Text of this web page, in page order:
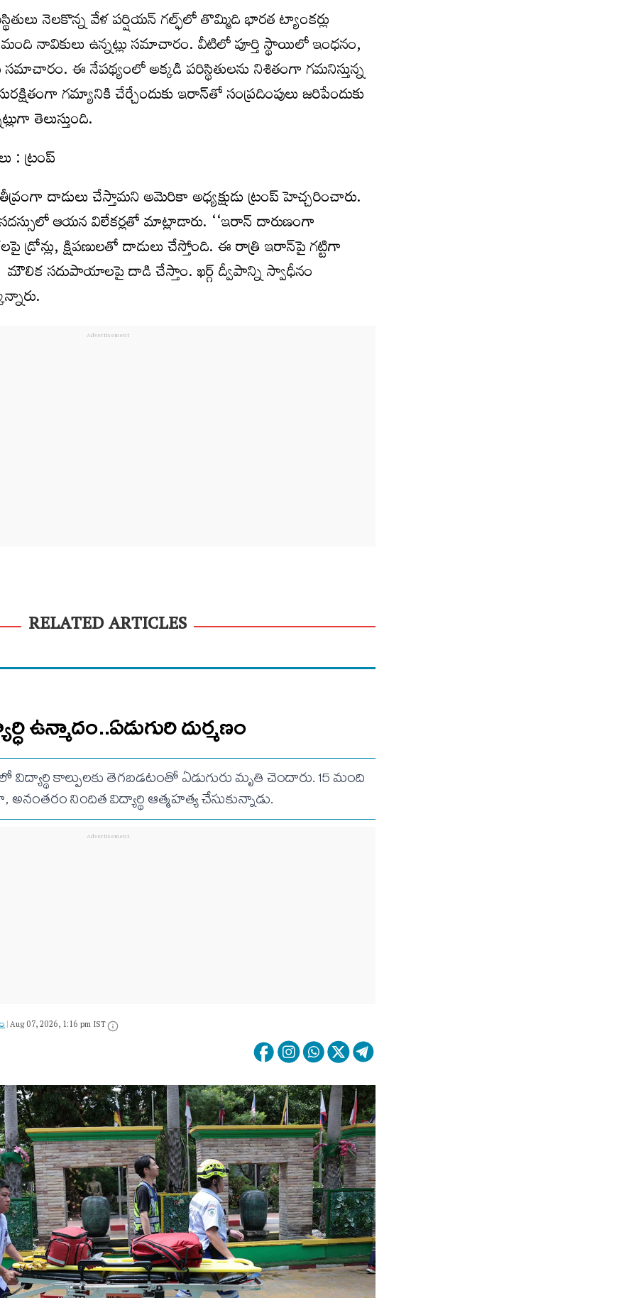
నెలకొన్న వేళ పర్షియన్‌ గల్ఫ్‌లో తొమ్మిది భారత ట్యాంకర్లు
నావికులు ఉన్నట్లు సమాచారం. వీటిలో పూర్తి స్థాయిలో ఇంధనం,
సమాచారం. ఈ నేపథ్యంలో అక్కడి పరిస్థితులను నిశితంగా గమనిస్తున్న
గమ్యానికి చేర్చేందుకు ఇరాన్‌తో సంప్రదింపులు జరిపేందుకు
తెలుస్తుంది.
: ట్రంప్
దాడులు చేస్తామని అమెరికా అధ్యక్షుడు ట్రంప్‌ హెచ్చరించారు.
ఆయన విలేకర్లతో మాట్లాడారు. ‘‘ఇరాన్‌ దారుణంగా
డ్రోన్లు, క్షిపణులతో దాడులు చేస్తోంది. ఈ రాత్రి ఇరాన్‌పై గట్టిగా
మౌలిక సదుపాయాలపై దాడి చేస్తాం. ఖర్గ్‌ ద్వీపాన్ని స్వాధీనం
RELATED ARTICLES
ఉన్మాదం..ఏడుగురి దుర్మణం
కాల్పులకు తెగబడటంతో ఏడుగురు మృతి చెందారు. 15 మంది
నిందిత విద్యార్థి ఆత్మహత్య చేసుకున్నాడు.
|Aug 07, 2026, 1:16 pm IST